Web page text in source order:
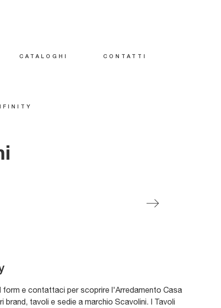
CATALOGHI CONTATTI
form e contattaci per scoprire l'Arredamento Casa
brand, tavoli e sedie a marchio Scavolini. I Tavoli